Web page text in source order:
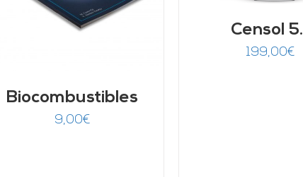
Biocombustibles
9,00€
Censol
199,00€